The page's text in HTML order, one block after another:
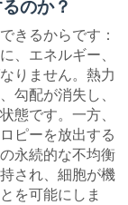
のか？
きるからです：
、エネルギー、
りません。熱力
勾配が消失し、
です。一方、
ピーを放出する
永続的な不均衡
され、細胞が機
を可能にしま